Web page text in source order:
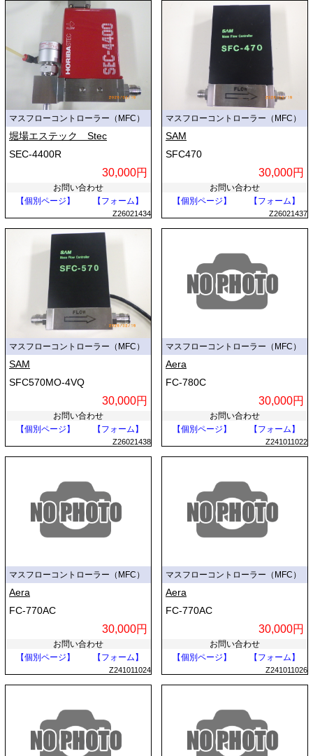
マスフローコントローラー（MFC）
堀場エステック Stec
SEC-4400R
30,000円
お問い合わせ
【個別ページ】
【フォーム】
Z26021434
マスフローコントローラー（MFC）
SAM
SFC470
30,000円
お問い合わせ
【個別ページ】
【フォーム】
Z26021437
マスフローコントローラー（MFC）
SAM
SFC570MO-4VQ
30,000円
お問い合わせ
【個別ページ】
【フォーム】
Z26021438
マスフローコントローラー（MFC）
Aera
FC-780C
30,000円
お問い合わせ
【個別ページ】
【フォーム】
Z241011022
マスフローコントローラー（MFC）
Aera
FC-770AC
30,000円
お問い合わせ
【個別ページ】
【フォーム】
Z241011024
マスフローコントローラー（MFC）
Aera
FC-770AC
30,000円
お問い合わせ
【個別ページ】
【フォーム】
Z241011026